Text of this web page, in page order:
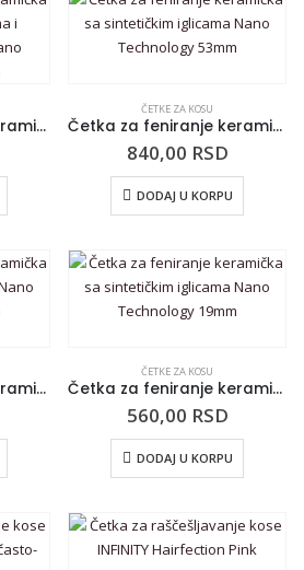
Četka za feniranje keramička sa sintetičkim iglicama i prirodnom dlakom Nano Technology 32mm
ČETKE ZA KOSU
Četka za feniranje keramička sa sintetičkim iglicama Nano Technology 53mm
840,00 RSD
DODAJ U KORPU
Četka za feniranje keramička sa sintetičkim iglicama Nano Technology 43mm
ČETKE ZA KOSU
Četka za feniranje keramička sa sintetičkim iglicama Nano Technology 19mm
560,00 RSD
DODAJ U KORPU